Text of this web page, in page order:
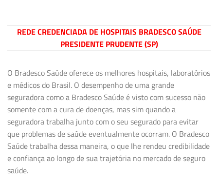
REDE CREDENCIADA DE HOSPITAIS BRADESCO SAÚDE
PRESIDENTE PRUDENTE (SP)
O Bradesco Saúde oferece os melhores hospitais, laboratórios
e médicos do Brasil. O desempenho de uma grande
seguradora como a Bradesco Saúde é visto com sucesso não
somente com a cura de doenças, mas sim quando a
seguradora trabalha junto com o seu segurado para evitar
que problemas de saúde eventualmente ocorram. O Bradesco
Saúde trabalha dessa maneira, o que lhe rendeu credibilidade
e confiança ao longo de sua trajetória no mercado de seguro
saúde.